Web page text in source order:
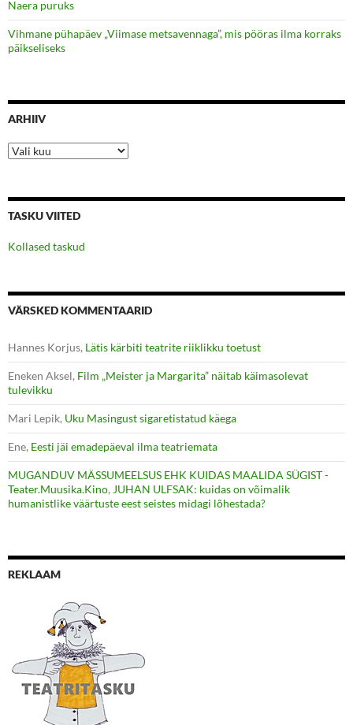
Naera puruks
Vihmane pühapäev „Viimase metsavennaga”, mis pööras ilma korraks
päikseliseks
ARHIIV
Arhiiv
TASKU VIITED
Kollased taskud
VÄRSKED KOMMENTAARID
Hannes Korjus, Lätis kärbiti teatrite riiklikku toetust
Eneken Aksel, Film „Meister ja Margarita” näitab käimasolevat
tulevikku
Mari Lepik, Uku Masingust sigaretistatud käega
Ene, Eesti jäi emadepäeval ilma teatriemata
MUGANDUV MÄSSUMEELSUS EHK KUIDAS MAALIDA SÜGIST -
Teater.Muusika.Kino, JUHAN ULFSAK: kuidas on võimalik
humanistlike väärtuste eest seistes midagi lõhestada?
REKLAAM